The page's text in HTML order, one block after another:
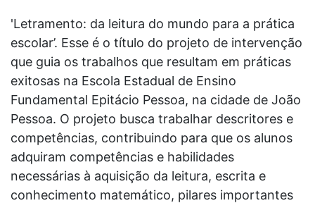
'Letramento: da leitura do mundo para a prática
escolar’. Esse é o título do projeto de intervenção
que guia os trabalhos que resultam em práticas
exitosas na Escola Estadual de Ensino
Fundamental Epitácio Pessoa, na cidade de João
Pessoa. O projeto busca trabalhar descritores e
competências, contribuindo para que os alunos
adquiram competências e habilidades
necessárias à aquisição da leitura, escrita e
conhecimento matemático, pilares importantes